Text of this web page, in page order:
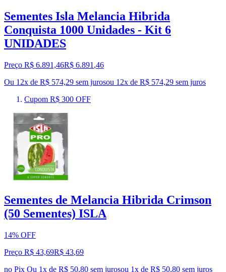
Sementes Isla Melancia Hibrida
Conquista 1000 Unidades - Kit 6
UNIDADES
Preço R$ 6.891,46R$ 6.891 ,46
Ou 12x de R$ 574,29 sem jurosou 12x de R$ 574,29 sem juros
Cupom R$ 300 OFF
Sementes de Melancia Hibrida Crimson
(50 Sementes) ISLA
14% OFF
Preço R$ 43,69R$ 43,69
no Pix Ou 1x de R$ 50,80 sem jurosou 1x de R$ 50,80 sem juros